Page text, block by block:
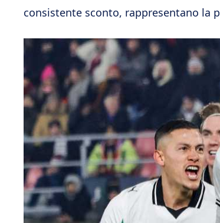
consistente sconto, rappresentano la